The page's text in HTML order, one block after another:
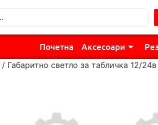
Почетна Аксесоари
/ Габаритно светло за табличка 12/24в